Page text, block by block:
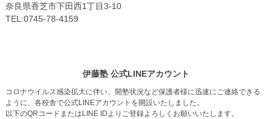
奈良県香芝市下田西1丁目3-10
TEL:0745-78-4159
伊藤塾 公式LINEアカウント
コロナウイルス感染拡大に伴い、開塾状況など保護者様に迅速にご連絡できる
ように、各校舎で公式LINEアカウントを開設いたしました。
以下のQRコードまたはLINE IDよりご登録よろしくお願いいたします。